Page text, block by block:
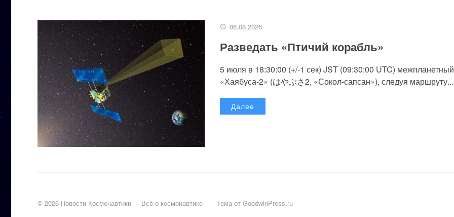
06.08.2026
Разведать «Птичий корабль»
5 июля в 18:30:00 (+/-1 сек) JST (09:30:00 UTC)
«Хаябуса-2» (はやぶさ2, «Сокол-сапсан»), следуя маршруту...
Далее
© 2026 Новости Космонавтики · Всё о космонавтике · Тема от GoodwinPress.ru